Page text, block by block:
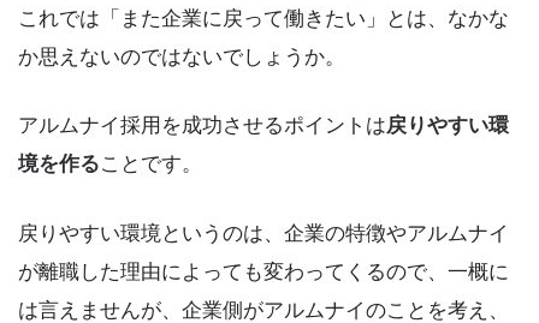
これでは「また企業に戻って働きたい」とは、なかな
か思えないのではないでしょうか。
アルムナイ採用を成功させるポイントは戻りやすい環
境を作ることです。
戻りやすい環境というのは、企業の特徴やアルムナイ
が離職した理由によっても変わってくるので、一概に
は言えませんが、企業側がアルムナイのことを考え、